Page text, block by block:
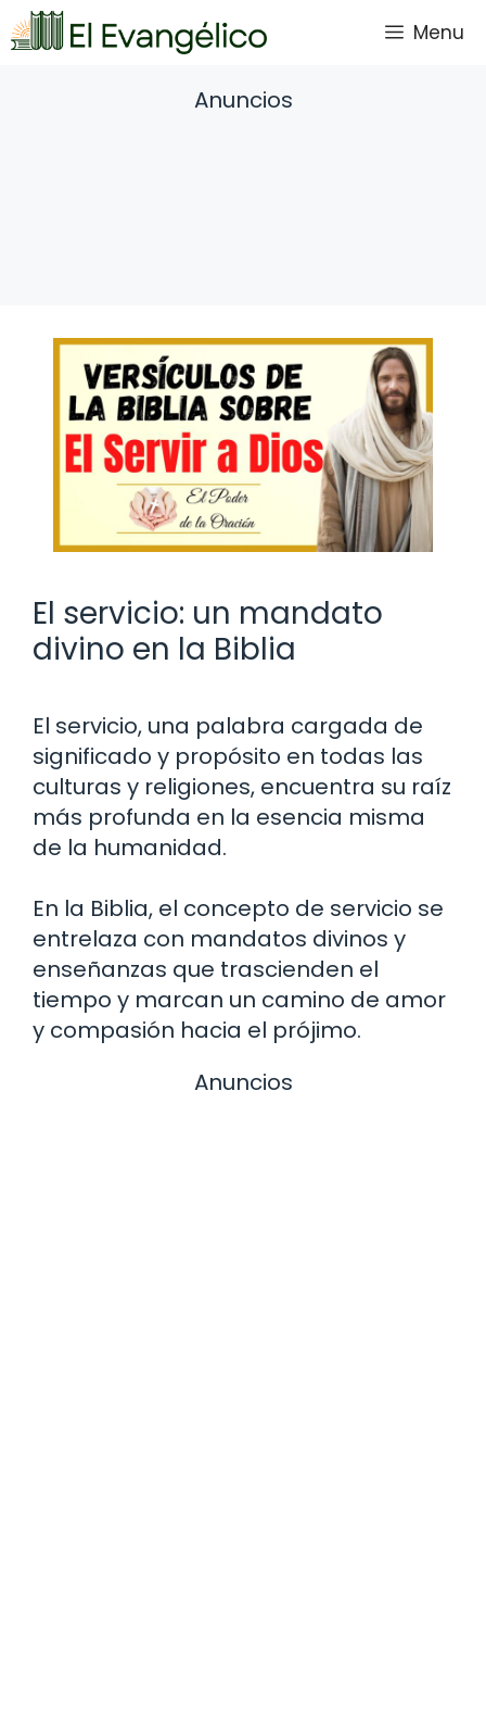
Saltar
al
Menu
Anuncios
El servicio: un mandato
divino en la Biblia
El servicio, una palabra cargada de
significado y propósito en todas las
culturas y religiones, encuentra su raíz
más profunda en la esencia misma
de la humanidad.
En la Biblia, el concepto de servicio se
entrelaza con mandatos divinos y
enseñanzas que trascienden el
tiempo y marcan un camino de amor
y compasión hacia el prójimo.
Anuncios